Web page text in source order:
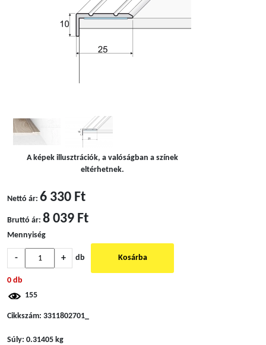
A képek illusztrációk, a valóságban a színek
eltérhetnek.
Nettó ár: 6 330 Ft
Bruttó ár: 8 039 Ft
Mennyiség
- + db Kosárba
0 db
155
Cikkszám: 3311802701_
Súly: 0.31405 kg